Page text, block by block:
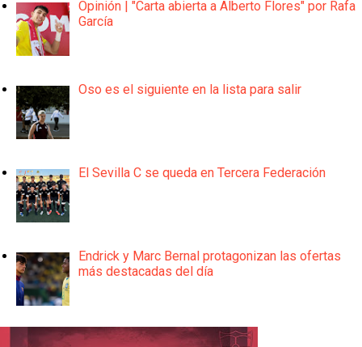
Opinión | "Carta abierta a Alberto Flores" por Rafa
García
Oso es el siguiente en la lista para salir
El Sevilla C se queda en Tercera Federación
Endrick y Marc Bernal protagonizan las ofertas
más destacadas del día